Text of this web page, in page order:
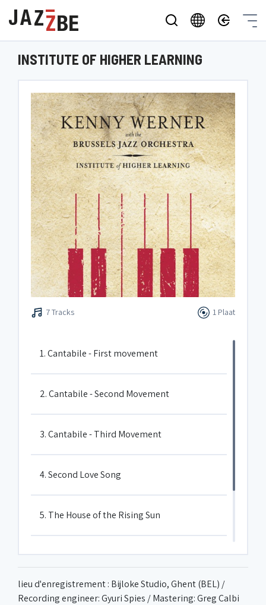
INSTITUTE OF HIGHER LEARNING
7 Tracks 1 Plaat
1. Cantabile - First movement
2. Cantabile - Second Movement
3. Cantabile - Third Movement
4. Second Love Song
5. The House of the Rising Sun
6. Compensation
7. Institute of Higher Learning
lieu d'enregistrement : Bijloke Studio, Ghent (BEL) /
Recording engineer: Gyuri Spies / Mastering: Greg Calbi